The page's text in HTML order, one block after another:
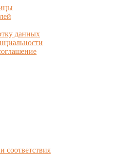
данных
соответствия